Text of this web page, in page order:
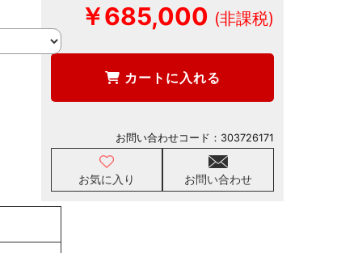
￥685,000
カートに入れる
お気に入り お問い合わせ
お問い合わせコード： 303726171